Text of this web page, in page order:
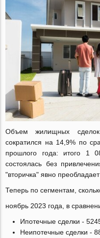
Объем жилищных
сократился на 14,9% по
прошлого года: итого 1
состоялась без
"вторичка" явно
Теперь по сегментам,
ноябрь 2023 года, в
Ипотечные сделки -
Неипотечные сделки -